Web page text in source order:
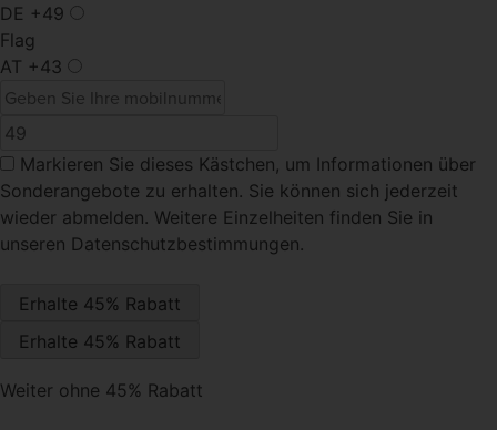
DE +49
Flag
AT +43
Markieren Sie dieses Kästchen , um Informationen über
Sonderangebote zu erhalten. Sie können sich jederzeit
wieder abmelden. Weitere Einzelheiten finden Sie in
unseren Datenschutzbestimmungen.
Weiter ohne 45% Rabatt